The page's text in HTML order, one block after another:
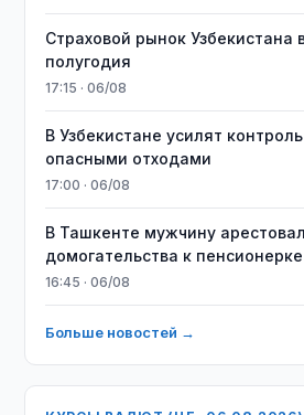
Страховой рынок Узбекистана
полугодия
17:15 · 06/08
В Узбекистане усилят
опасными отходами
17:00 · 06/08
В Ташкенте мужчину
домогательства к пенсионерке
16:45 · 06/08
Больше новостей →